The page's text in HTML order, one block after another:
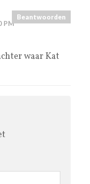
PM
Beantwoorden
waar Kat